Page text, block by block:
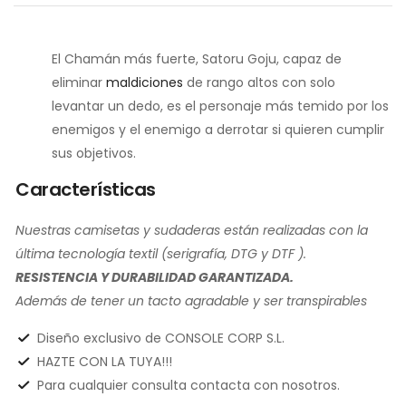
El Chamán más fuerte, Satoru Goju, capaz de
eliminar maldiciones de rango altos con solo
levantar un dedo, es el personaje más temido por los
enemigos y el enemigo a derrotar si quieren cumplir
sus objetivos.
Características
Nuestras camisetas y sudaderas están realizadas con la
última tecnología textil (serigrafía, DTG y DTF ).
RESISTENCIA Y DURABILIDAD GARANTIZADA.
Además de tener un tacto agradable y ser transpirables
Diseño exclusivo de CONSOLE CORP S.L.
HAZTE CON LA TUYA!!!
Para cualquier consulta contacta con nosotros.